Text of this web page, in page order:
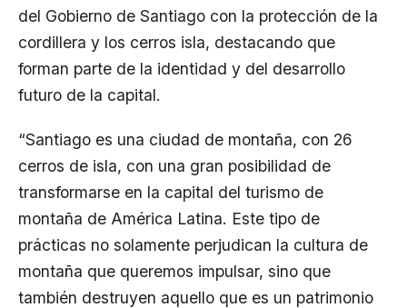
del Gobierno de Santiago con la protección de la
cordillera y los cerros isla, destacando que
forman parte de la identidad y del desarrollo
futuro de la capital.
“Santiago es una ciudad de montaña, con 26
cerros de isla, con una gran posibilidad de
transformarse en la capital del turismo de
montaña de América Latina. Este tipo de
prácticas no solamente perjudican la cultura de
montaña que queremos impulsar, sino que
también destruyen aquello que es un patrimonio